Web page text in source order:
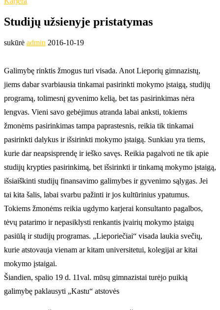
Studijų užsienyje pristatymas
sukūrė admin 2016-10-19
Galimybę rinktis žmogus turi visada. Anot Lieporių gimnazistų,
jiems dabar svarbiausia tinkamai pasirinkti mokymo įstaigą, studijų
programą, tolimesnį gyvenimo kelią, bet tas pasirinkimas nėra
lengvas. Vieni savo gebėjimus atranda labai anksti, tokiems
žmonėms pasirinkimas tampa paprastesnis, reikia tik tinkamai
pasirinkti dalykus ir išsirinkti mokymo įstaigą. Sunkiau yra tiems,
kurie dar neapsisprendę ir ieško savęs. Reikia pagalvoti ne tik apie
studijų krypties pasirinkimą, bet išsirinkti ir tinkamą mokymo įstaigą,
išsiaiškinti studijų finansavimo galimybes ir gyvenimo sąlygas. Jei
tai kita šalis, labai svarbu pažinti ir jos kultūrinius ypatumus.
Tokiems žmonėms reikia ugdymo karjerai konsultanto pagalbos,
tėvų patarimo ir nepasiklysti renkantis įvairių mokymo įstaigų
pasiūlą ir studijų programas. „Lieporiečiai“ visada laukia svečių,
kurie atstovauja vienam ar kitam universitetui, kolegijai ar kitai
mokymo įstaigai.
Šiandien, spalio 19 d. 11val. mūsų gimnazistai turėjo puikią
galimybę paklausyti „Kastu“ atstovės